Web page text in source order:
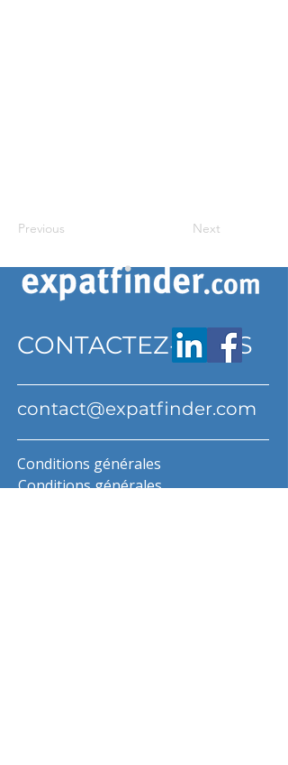
Previous Next
CONTACTEZ-NOUS
contact@expatfinder.com
Conditions générales
Conditions générales